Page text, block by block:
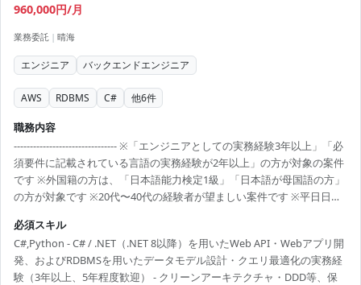
960,000円/月
業務委託 | 晴海
エンジニア バックエンドエンジニア
AWS RDBMS C# 他6件
職務内容
-------------------------------- ※「エンジニアとしての実務経験3年以上」「必
須要件に記載されている言語の実務経験が2年以上」の方が対象の案件
です ※外国籍の方は、「日本語能力検定1級」「日本語が母国語の方」
の方が対象です ※20代〜40代の経験者が望ましい案件です ※平日日中
いる方は、直接ご連絡いただいた方がスムーズです ----------------------------
---- - API（C#）のコアアーキテクチャ設計 - コードレビュー、技術的ガ
イドライン（型システム、クリーンアーキテクチャ、レビュー...
必須スキル
C#,Python - C# / .NET（.NET 8以降）を用いたWeb API・Webアプリ開
発、およびRDBMSを用いたデータモデル設計・クエリ最適化の実務経
験（3年以上、5年程度歓迎） - クリーンアーキテクチャ・DDD等、保